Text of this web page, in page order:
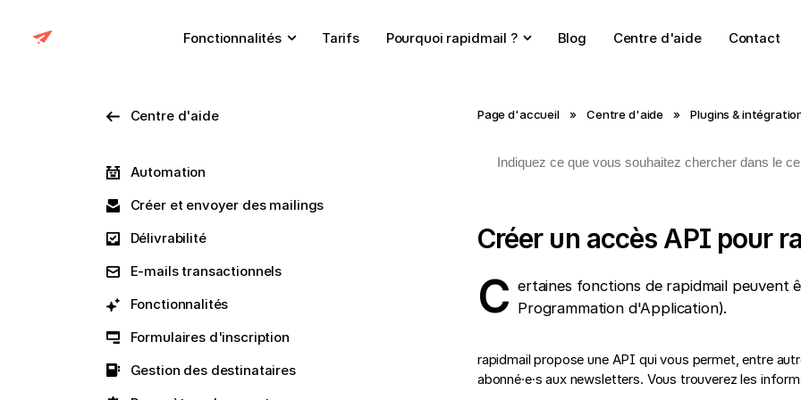
Fonctionnalités Tarifs Pourquoi rapidmail ? Blog Centre d'aide Contact
Centre d'aide
Automation
Créer et envoyer des mailings
Délivrabilité
E-mails transactionnels
Fonctionnalités
Formulaires d'inscription
Gestion des destinataires
Page d'accueil » Centre d'aide » Plugins &
Créer un accès API pour
C ertaines fonctions de rapidmail
Programmation d'Application).
rapidmail propose une API qui vous permet, entre
abonné·e·s aux newsletters. Vous trouverez les